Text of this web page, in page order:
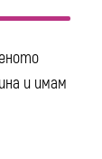
и имам